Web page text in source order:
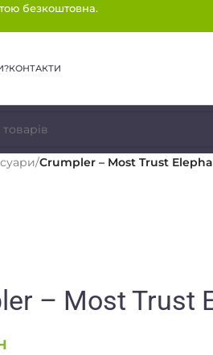
безкоштовна.
КОНТАКТИ
/Crumpler – Most Trust
– Most Trust